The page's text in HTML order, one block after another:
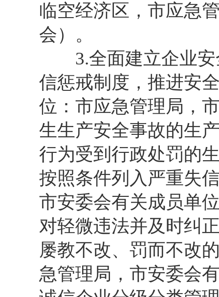
临空经济区，市应急
会）。
3.全面建立企业安
信惩戒制度，推进安
位：市应急管理局，
生生产安全事故的生
行为受到行政处罚的
按照条件列入严重失
市安委会有关成员单
对轻微违法并及时纠
屡教不改、罚而不改
急管理局，市安委会